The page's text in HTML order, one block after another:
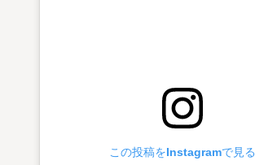
この投稿をInstagramで見る